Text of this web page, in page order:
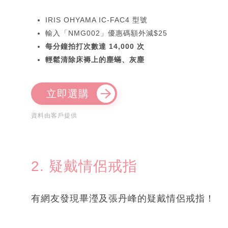
IRIS OHYAMA IC-FAC4 型號
輸入「NMG002」優惠碼額外減$25
每分鐘拍打次數達 14,000 次
輕鬆清除床褥上的塵蟎、灰塵
立即選購
資料由客戶提供
2. 疑戴情侶戒指
有網友發現畢瀅及張丹峰的疑戴情侶戒指！